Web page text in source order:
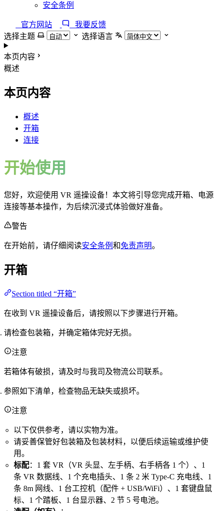
安全条例
官方网站
我要反馈
选择主题
选择语言
本页内容
概述
本页内容
概述
开箱
连接
开始使用
您好，欢迎使用 VR 遥操设备！本文将引导您完成开箱、电源
连接等基本操作，为后续沉浸式体验做好准备。
警告
在开始前，请仔细阅读安全条例 和免责声明。
开箱
Section titled “开箱”
在收到 VR 遥操设备后，请按照以下步骤进行开箱。
请检查包装箱，并确定箱体完好无损。
注意
若箱体有破损，请及时与我司及物流公司联系。
参照如下清单，检查物品无缺失或损坏。
注意
以下仅供参考，请以实物为准。
请妥善保管好包装箱及包装材料，以便后续运输或维护使
用。
标配：1 套 VR（VR 头显、左手柄、右手柄各 1 个）、1
条 VR 数据线、1 个充电插头、1 条 2 米 Type-C 充电线、1
条 8m 网线、1 台工控机（配件 + USB/WiFi）、1 套键盘鼠
标、1 个踏板、1 台显示器、2 节 5 号电池。